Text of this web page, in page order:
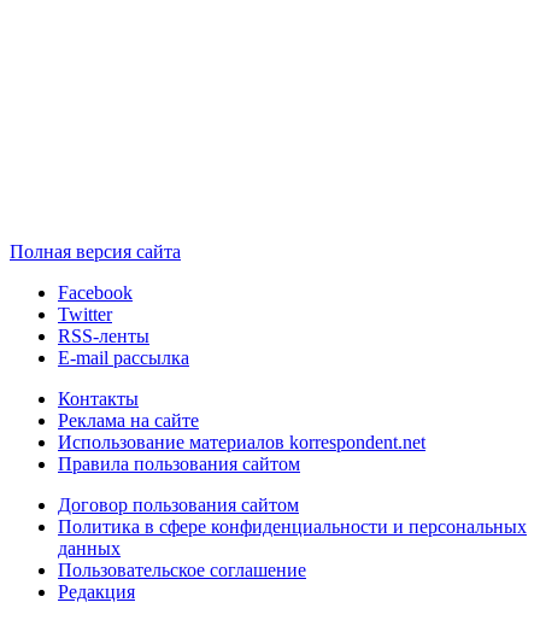
Полная версия сайта
Facebook
Twitter
RSS-ленты
E-mail рассылка
Контакты
Реклама на сайте
Использование материалов korrespondent.net
Правила пользования сайтом
Договор пользования сайтом
Политика в сфере конфиденциальности и персональных
данных
Пользовательское соглашение
Редакция